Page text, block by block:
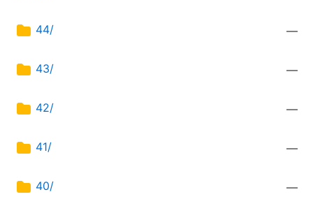
44/ —
43/ —
42/ —
41/ —
40/ —